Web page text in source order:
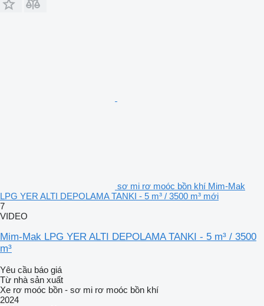
sơ mi rơ moóc bồn khí Mim-Mak
LPG YER ALTI DEPOLAMA TANKI - 5 m³ / 3500 m³ mới
7
VIDEO
Mim-Mak LPG YER ALTI DEPOLAMA TANKI - 5 m³ / 3500
m³
Yêu cầu báo giá
Từ nhà sản xuất
Xe rơ moóc bồn - sơ mi rơ moóc bồn khí
2024